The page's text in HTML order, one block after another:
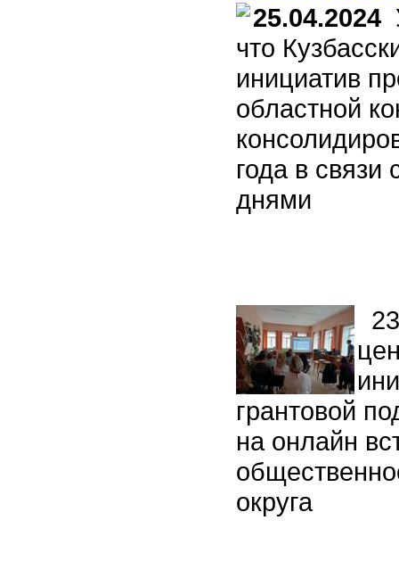
25.04.2024
что
инициатив
областной
года в
днями
грантовой
на онлайн
округа